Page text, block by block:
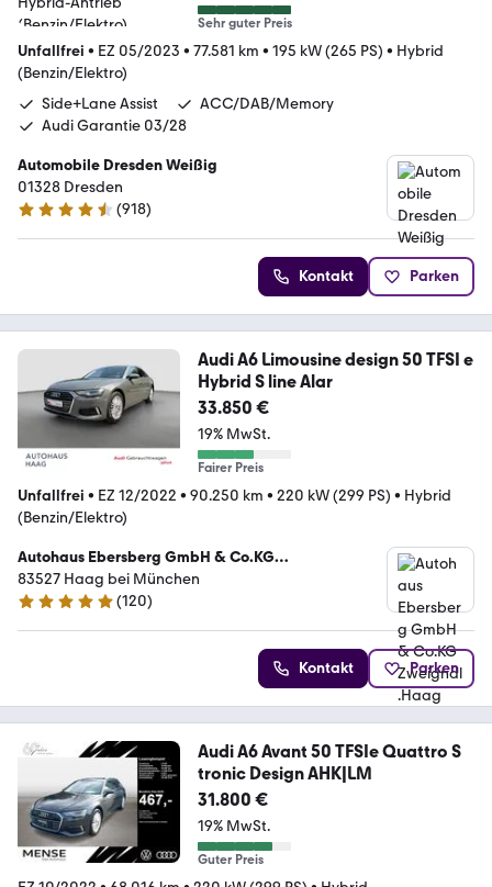
Sehr guter Preis
Unfallfrei • EZ 05/2023 • 77.581 km • 195 kW (265 PS) • Hybrid
(Benzin/Elektro)
Side+Lane Assist
ACC/DAB/Memory
Audi Garantie 03/28
Automobile Dresden Weißig
01328 Dresden
4.4 Sterne
(918)
Kontakt Parken
Audi A6 Limousine design 50 TFSI e
Hybrid S line Alar
33.850 €
19% MwSt.
Fairer Preis
Unfallfrei • EZ 12/2022 • 90.250 km • 220 kW (299 PS) • Hybrid
(Benzin/Elektro)
Autohaus Ebersberg GmbH & Co.KG
Zweigndl.Haag
83527 Haag bei München
5 Sterne
(120)
Kontakt Parken
Audi A6 Avant 50 TFSIe Quattro S
tronic Design AHK|LM
31.800 €
19% MwSt.
Guter Preis